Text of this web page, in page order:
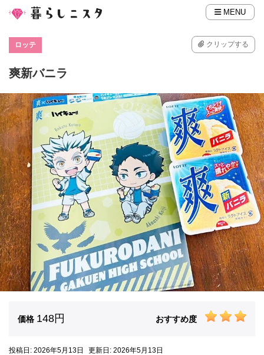
MENU
ロッテ クリップする
爽新バニラ
価格 148円 おすすめ度
投稿日: 2026年5月13日
更新日: 2026年5月13日